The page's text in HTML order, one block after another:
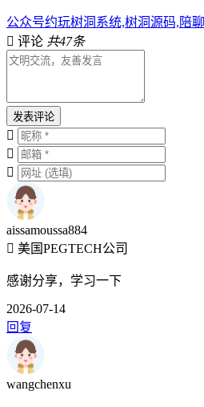
公众号约玩树洞系统,树洞源码,陪
评论 共47条
发表评论
aissamoussa884
美国PEGTECH公司
感谢分享，学习一下
2026-07-14
回复
wangchenxu